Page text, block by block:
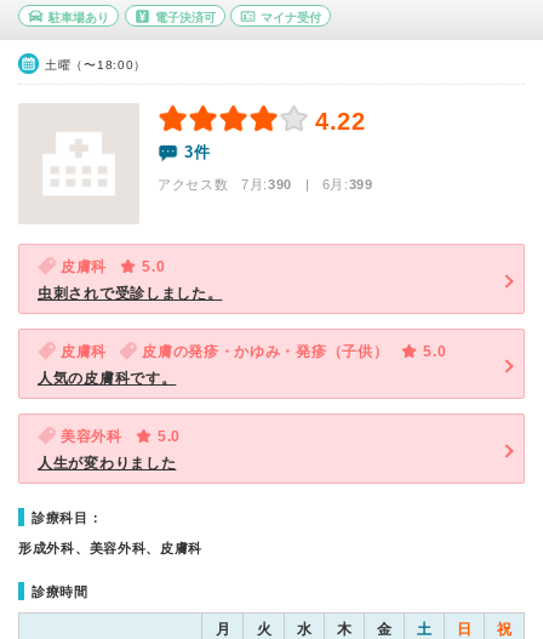
駐車場あり 電子決済可 マイナ受付
土曜（〜18:00）
4.22
3件
アクセス数 7月:390 | 6月:399
皮膚科
5.0
虫刺されで受診しました。
皮膚科 皮膚の発疹・かゆみ・発疹（子供）
5.0
人気の皮膚科です。
美容外科
5.0
人生が変わりました
診療科目：
形成外科、美容外科、皮膚科
診療時間
月 火 水 木 金 土 日 祝